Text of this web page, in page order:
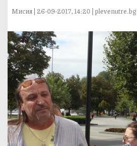
Мисия | 26-09-2017, 14:20 | plevenutre.bg